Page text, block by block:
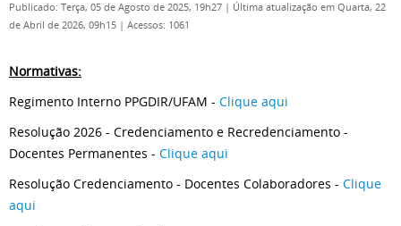
Publicado: Terça, 05 de Agosto de 2025, 19h27 | Última atualização em Quarta, 22
de Abril de 2026, 09h15 | Acessos: 1061
Normativas:
Regimento Interno PPGDIR/UFAM - Clique aqui
Resolução 2026 - Credenciamento e Recredenciamento -
Docentes Permanentes - Clique aqui
Resolução Credenciamento - Docentes Colaboradores - Clique
aqui